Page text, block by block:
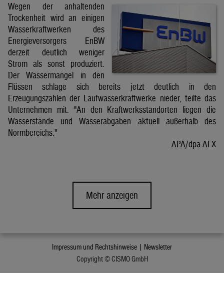
Wegen der anhaltenden
Trockenheit wird an einigen
Wasserkraftwerken des
Energieversorgers EnBW
derzeit deutlich weniger
Strom als sonst produziert.
Der Wassermangel in den
Flüssen schlage sich bereits jetzt deutlich in den
Erzeugungszahlen der Laufwasserkraftwerke nieder, teilte das
Unternehmen mit. "An den Kraftwerksstandorten liegen die
Wasserstände und Wasserabgaben aktuell außerhalb des
Normbereichs."
APA/dpa-AFX
Mehr anzeigen
Impressum und Rechtshinweise | Newsletter
Copyright © CISMO GmbH